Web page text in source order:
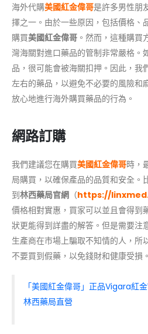
海外代購美國紅金偉哥是許多男性朋
擇之一。由於一些原因，包括價格、
購買美國紅金偉哥 。然而，這種購買
灣海關對進口藥品的管制非常嚴格。
品，很可能會被海關扣押。因此，我
左右的藥品，以避免不必要的風險和
放心地進行海外購買藥品的行為。
網路訂購
我們建議您在購買美國紅金偉哥時，
局購買，以確保產品的品質和安全。
到林西藥局官網 （https://
價格相對實惠，買家可以並且會得到
狀更能得到詳盡的解答。但是需要注
生產商在市場上騙取不知情的人，所
不要買到假藥，以免錢財和健康受損。
「美國紅金偉哥」正品Vigara紅
林西藥局直營